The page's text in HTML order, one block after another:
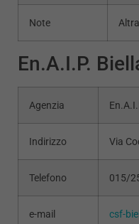
Note
En.A.I.P.
Agenzia
Indirizzo Via
Telefono 015/
e-mail csf-